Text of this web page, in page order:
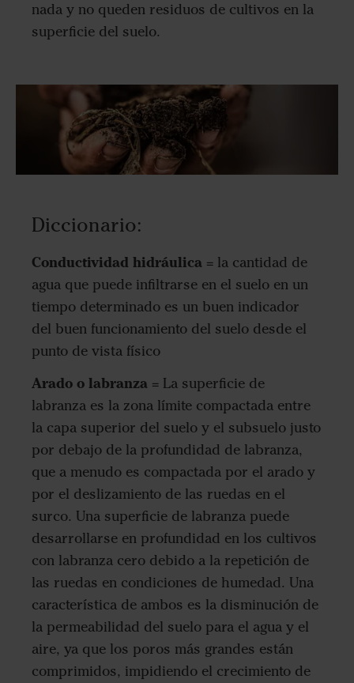
nada y no queden residuos de cultivos en la
superficie del suelo.
Diccionario:
Conductividad hidráulica = la cantidad de
agua que puede infiltrarse en el suelo en un
tiempo determinado es un buen indicador
del buen funcionamiento del suelo desde el
punto de vista físico
Arado o labranza = La superficie de
labranza es la zona límite compactada entre
la capa superior del suelo y el subsuelo justo
por debajo de la profundidad de labranza,
que a menudo es compactada por el arado y
por el deslizamiento de las ruedas en el
surco. Una superficie de labranza puede
desarrollarse en profundidad en los cultivos
con labranza cero debido a la repetición de
las ruedas en condiciones de humedad. Una
característica de ambos es la disminución de
la permeabilidad del suelo para el agua y el
aire, ya que los poros más grandes están
comprimidos, impidiendo el crecimiento de